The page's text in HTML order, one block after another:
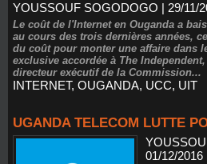
YOUSSOUF SOGODOGO | 29/11/
Le coût de l'Internet en Ouganda a
au cours des trois dernières années,
du coût pour monter une affaire dans
exclusive accordée à The
directeur exécutif de la Commission...
INTERNET, OUGANDA, UCC, UIT
UGANDA TELECOM LUTTE
01/12/2016